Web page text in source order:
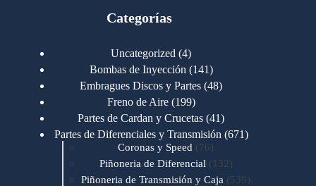
Categorías
Uncategorized 44
productos
Bombas de Inyección 141141
productos
Embragues Discos y Partes 4848
Freno de Aire 199199
productos
Partes de Cardan y Crucetas 4141
productos
Partes de Diferenciales y Transmisión 671671
Coronas y Speed 7676
productos
Piñoneria de Diferencial 132 132
productos
Piñoneria de Transmisión y Caja 539539